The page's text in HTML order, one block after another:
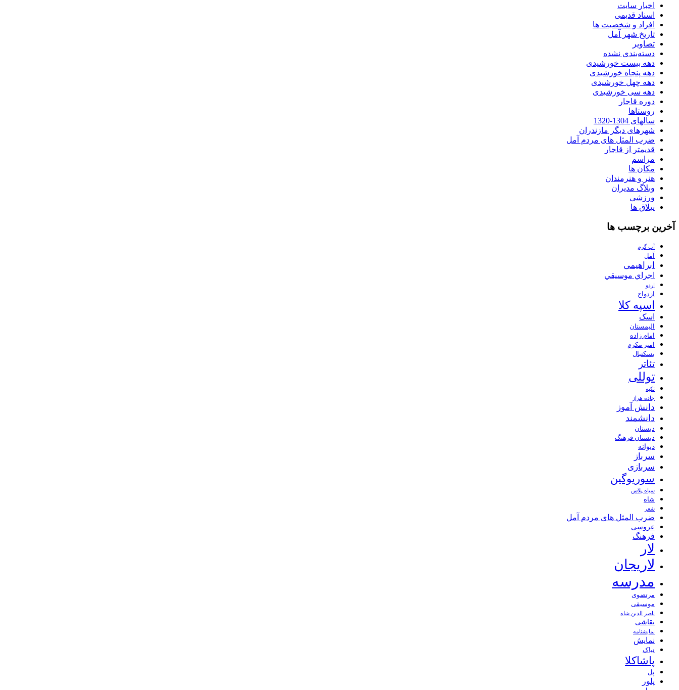
اخبار سایت
اسناد قدیمی
افراد و شخصیت ها
تاریخ شهر آمل
تصاویر
دسته‌بندی نشده
دهه بیست خورشیدی
دهه پنجاه خورشیدی
دهه چهل خورشیدی
دهه سی خورشیدی
دوره قاجار
روستاها
سالهای 1304-1320
شهرهای دیگر مازندران
ضرب المثل های مردم آمل
قدیمتر از قاجار
مراسم
مکان ها
هنر و هنرمندان
وبلاگ مدیران
ورزشی
ییلاق ها
آخرین برچسب ها
آب گرم
آمل
ابراهیمی
اجراي موسيقي
اردو
ازدواج
اسپه کلا
اسک
الیمستان
امام زاده
امیر مکرم
بسکتبال
تئاتر
توللی
تکیه
جاده هراز
دانش آموز
دانشمند
دبستان
دبستان فرهنگ
دیوانه
سرباز
سربازی
سوریوگین
سیاه پلاس
شاه
شعر
ضرب المثل های مردم آمل
عروسی
فرهنگ
لار
لاریجان
مدرسه
مرتضوی
موسیقی
ناصر الدین شاه
نقاشی
نمايشنامه
نمایش
نیاک
پاشاکلا
پل
پلور